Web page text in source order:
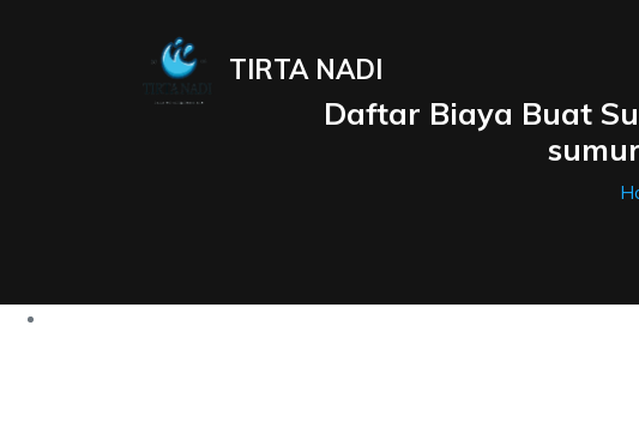
TIRTA NADI
Daftar Biaya Buat